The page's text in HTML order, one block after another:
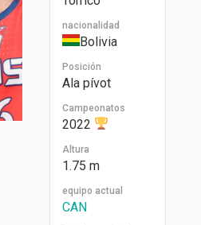
nacionalidad
Bolivia
Posición
Ala pívot
Campeonatos
2022
Altura
1.75 m
equipo actual
CAN